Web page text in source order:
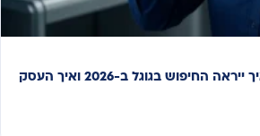
לא רק תיבת חיפוש: איך ייראה החיפוש בגוגל ב-2026 ואיך העסק